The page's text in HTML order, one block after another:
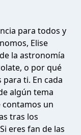
para todos y
Elise
la astronomía
o por qué
ti. En cada
algún tema
contamos un
tras los
eres fan de las